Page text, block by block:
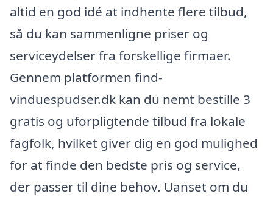
altid en god idé at indhente flere tilbud,
så du kan sammenligne priser og
serviceydelser fra forskellige firmaer.
Gennem platformen find-
vinduespudser.dk kan du nemt bestille 3
gratis og uforpligtende tilbud fra lokale
fagfolk, hvilket giver dig en god mulighed
for at finde den bedste pris og service,
der passer til dine behov. Uanset om du